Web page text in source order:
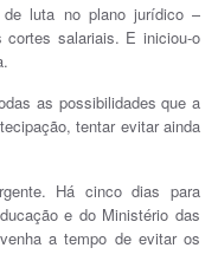
luta no plano jurídico –
cortes salariais. E iniciou-o
as possibilidades que a
tentar evitar ainda
Há cinco dias para
e do Ministério das
a tempo de evitar os